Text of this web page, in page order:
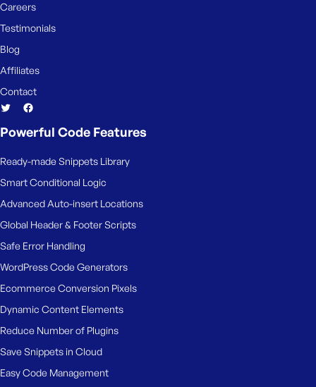
Careers
Testimonials
Blog
Affiliates
Contact
Powerful Code Features
Ready-made Snippets Library
Smart Conditional Logic
Advanced Auto-insert Locations
Global Header & Footer Scripts
Safe Error Handling
WordPress Code Generators
Ecommerce Conversion Pixels
Dynamic Content Elements
Reduce Number of Plugins
Save Snippets in Cloud
Easy Code Management